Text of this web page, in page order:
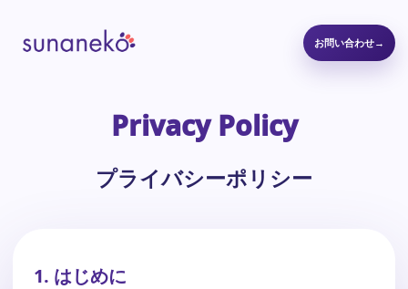
お問い合わせ→
Privacy Policy
プライバシーポリシー
1. はじめに